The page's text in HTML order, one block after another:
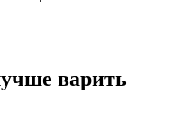
варить